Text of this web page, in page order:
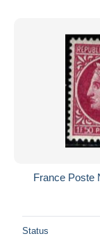
France Poste
Status